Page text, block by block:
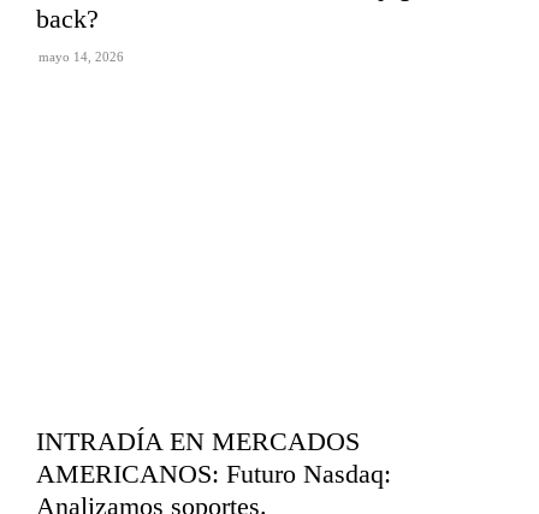
back?
mayo 14, 2026
INTRADÍA EN MERCADOS
AMERICANOS: Futuro Nasdaq:
Analizamos soportes.